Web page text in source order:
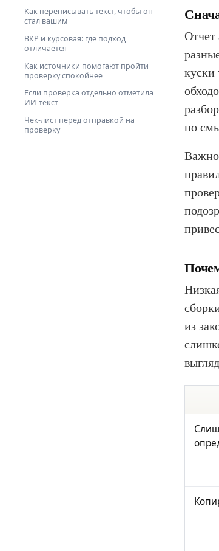
Как переписывать текст, чтобы он
стал вашим
ВКР и курсовая: где подход
отличается
Как источники помогают пройти
проверку спокойнее
Если проверка отдельно отметила
ИИ-текст
Чек-лист перед отправкой на
проверку
Отчет
куски
по
из